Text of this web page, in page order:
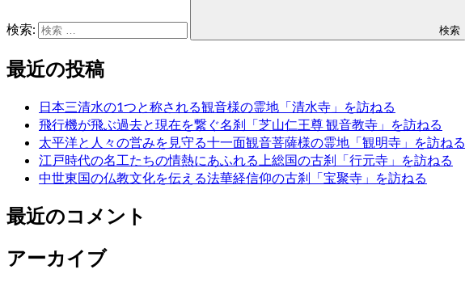
検索: 検索
最近の投稿
日本三清水の1つと称される観音様の霊地「清水寺」を訪ねる
飛行機が飛ぶ過去と現在を繋ぐ名刹「芝山仁王尊 観音教寺」を訪ねる
太平洋と人々の営みを見守る十一面観音菩薩様の霊地「観明寺」を訪ねる
江戸時代の名工たちの情熱にあふれる上総国の古刹「行元寺」を訪ねる
中世東国の仏教文化を伝える法華経信仰の古刹「宝聚寺」を訪ねる
最近のコメント
アーカイブ